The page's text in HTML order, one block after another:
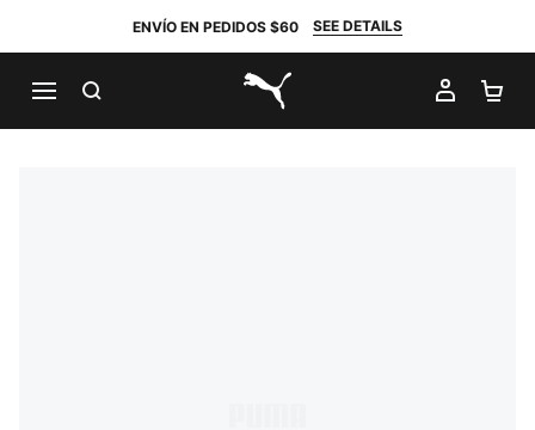
ENVÍO EN PEDIDOS $60 SEE DETAILS
PUMA.com
MI